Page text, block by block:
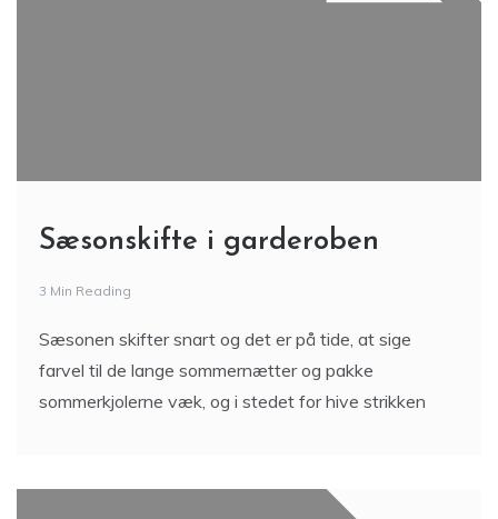
Sæsonskifte i garderoben
3 Min Reading
Sæsonen skifter snart og det er på tide, at sige
farvel til de lange sommernætter og pakke
sommerkjolerne væk, og i stedet for hive strikken